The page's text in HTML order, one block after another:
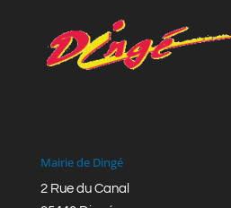
Mairie de Dingé
2 Rue du Canal